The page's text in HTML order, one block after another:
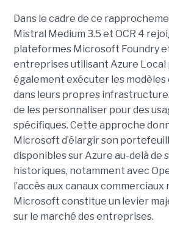
Dans le cadre de ce
Mistral Medium 3.5 et OCR 4
plateformes Microsoft Foundry
entreprises utilisant Azure
également exécuter les modèles
dans leurs propres
de les personnaliser pour des
spécifiques. Cette approche
Microsoft d’élargir son
disponibles sur Azure au-delà de
historiques, notamment avec
l’accès aux canaux commerciaux
Microsoft constitue un levier
sur le marché des entreprises.